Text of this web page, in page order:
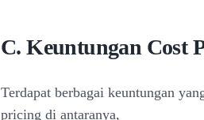
C. Keuntungan Cost
Terdapat berbagai keuntungan
pricing di antaranya,